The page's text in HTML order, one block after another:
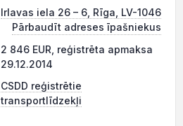
Irlavas iela 26 – 6, Rīga, LV-1046
Pārbaudīt adreses īpašniekus
2 846 EUR, reģistrēta apmaksa
29.12.2014
CSDD reģistrētie
transportlīdzekļi